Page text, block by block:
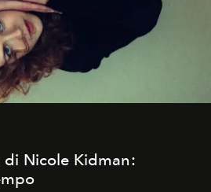
di Nicole Kidman: